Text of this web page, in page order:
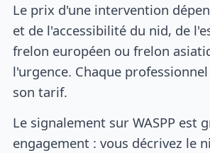
Le prix d'une intervention
et de l'accessibilité du nid, de
frelon européen ou frelon
l'urgence. Chaque
son tarif.
Le signalement sur WASPP est
engagement : vous décrivez le